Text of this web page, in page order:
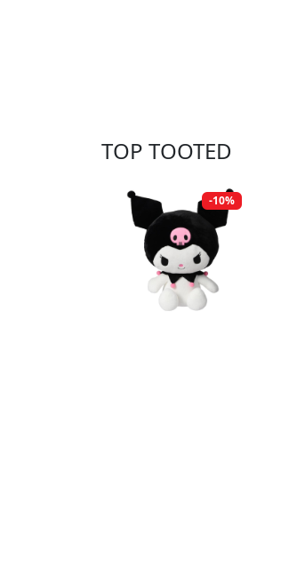
TOP TOOTED
-10%